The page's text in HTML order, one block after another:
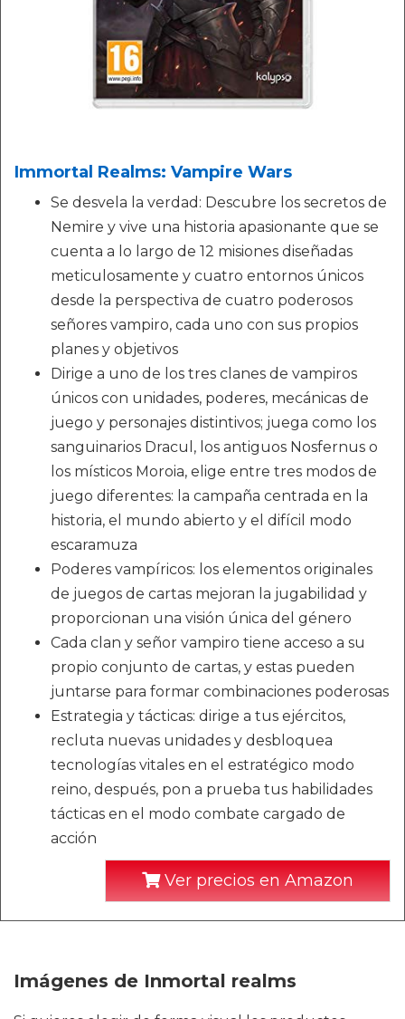
Immortal Realms: Vampire Wars
Se desvela la verdad: Descubre los secretos de
Nemire y vive una historia apasionante que se
cuenta a lo largo de 12 misiones diseñadas
meticulosamente y cuatro entornos únicos
desde la perspectiva de cuatro poderosos
señores vampiro, cada uno con sus propios
planes y objetivos
Dirige a uno de los tres clanes de vampiros
únicos con unidades, poderes, mecánicas de
juego y personajes distintivos; juega como los
sanguinarios Dracul, los antiguos Nosfernus o
los místicos Moroia, elige entre tres modos de
juego diferentes: la campaña centrada en la
historia, el mundo abierto y el difícil modo
escaramuza
Poderes vampíricos: los elementos originales
de juegos de cartas mejoran la jugabilidad y
proporcionan una visión única del género
Cada clan y señor vampiro tiene acceso a su
propio conjunto de cartas, y estas pueden
juntarse para formar combinaciones poderosas
Estrategia y tácticas: dirige a tus ejércitos,
recluta nuevas unidades y desbloquea
tecnologías vitales en el estratégico modo
reino, después, pon a prueba tus habilidades
tácticas en el modo combate cargado de
acción
Ver precios en Amazon
Imágenes de Inmortal realms